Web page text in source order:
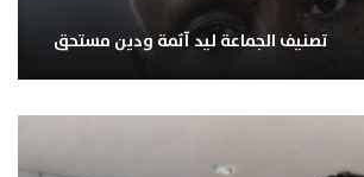
تصنيف الجماعة ليد آثمة ودين مستحق